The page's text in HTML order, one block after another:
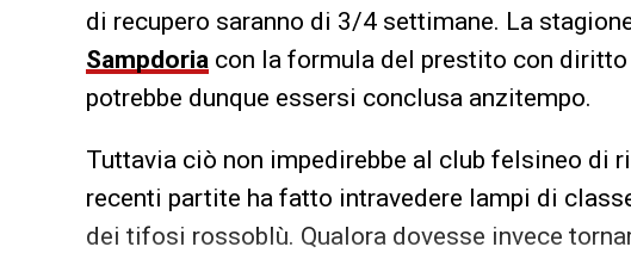
di recupero saranno di 3/4 settimane. La
Sampdoria con la formula del prestito con
potrebbe dunque essersi conclusa anzitempo.
Tuttavia ciò non impedirebbe al club felsineo di
recenti partite ha fatto intravedere lampi di
dei tifosi rossoblù. Qualora dovesse invece